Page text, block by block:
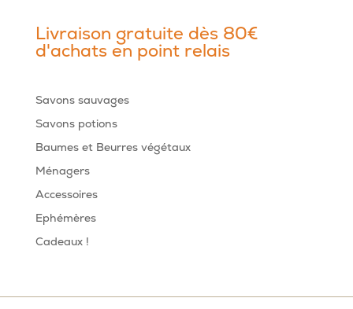
Livraison gratuite dès 80€
d'achats en point relais
Savons sauvages
Savons potions
Baumes et Beurres végétaux
Ménagers
Accessoires
Ephémères
Cadeaux !